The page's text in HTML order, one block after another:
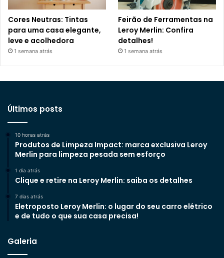
Cores Neutras: Tintas
para uma casa elegante,
leve e acolhedora
1 semana atrás
Feirão de Ferramentas na
Leroy Merlin: Confira
detalhes!
1 semana atrás
Últimos posts
10 horas atrás
Produtos de Limpeza Impact: marca exclusiva Leroy
Merlin para limpeza pesada sem esforço
1 dia atrás
Clique e retire na Leroy Merlin: saiba os detalhes
7 dias atrás
Eletroposto Leroy Merlin: o lugar do seu carro elétrico
e de tudo o que sua casa precisa!
Galeria